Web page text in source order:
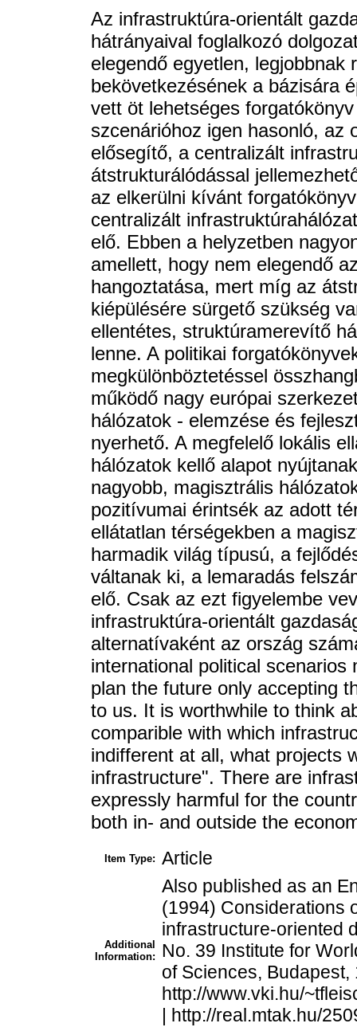
Az infrastruktúra-orientált
hátrányaival foglalkozó
elegendő egyetlen, legjobbnak
bekövetkezésének a bázisára
vett öt lehetséges
szcenárióhoz igen hasonló, az
elősegítő, a centralizált
átstrukturálódással
az elkerülni kívánt
centralizált
elő. Ebben a helyzetben
amellett, hogy nem elegendő
hangoztatása, mert míg az
kiépülésére sürgető szükség
ellentétes, struktúramerevítő
lenne. A politikai
megkülönböztetéssel
működő nagy európai
hálózatok - elemzése és
nyerhető. A megfelelő lokális
hálózatok kellő alapot
nagyobb, magisztrális
pozitívumai érintsék az adott
ellátatlan térségekben a
harmadik világ típusú, a
váltanak ki, a lemaradás
elő. Csak az ezt figyelembe
infrastruktúra-orientált
alternatívaként az ország
international political
plan the future only accepting
to us. It is worthwhile to think
comparible with which
indifferent at all, what projects
infrastructure". There are
expressly harmful for the
both in- and outside the
Item Type: Article
Additional
Information:
Also published as an
(1994) Considerations
infrastructure-oriented
No. 39 Institute for
of Sciences,
http://www.vki.hu/
| http://real.mtak.hu/